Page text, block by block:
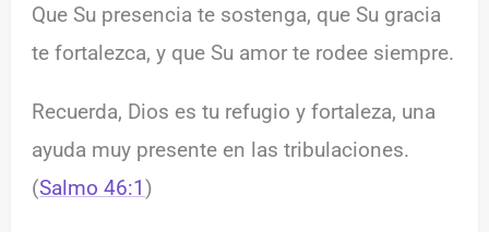
Que Su presencia te sostenga, que Su gracia
te fortalezca, y que Su amor te rodee siempre.
Recuerda, Dios es tu refugio y fortaleza, una
ayuda muy presente en las tribulaciones.
(Salmo 46:1)